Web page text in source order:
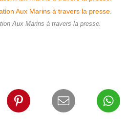
Aux Marins à travers la presse.